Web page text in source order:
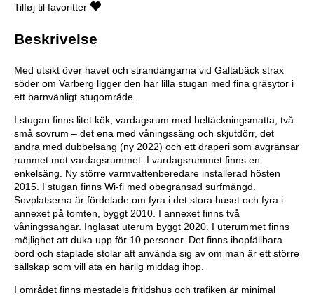
Tilføj til favoritter
Beskrivelse
Med utsikt över havet och strandängarna vid Galtabäck strax
söder om Varberg ligger den här lilla stugan med fina gräsytor i
ett barnvänligt stugområde.
I stugan finns litet kök, vardagsrum med heltäckningsmatta, två
små sovrum – det ena med våningssäng och skjutdörr, det
andra med dubbelsäng (ny 2022) och ett draperi som avgränsar
rummet mot vardagsrummet. I vardagsrummet finns en
enkelsäng. Ny större varmvattenberedare installerad hösten
2015. I stugan finns Wi-fi med obegränsad surfmängd.
Sovplatserna är fördelade om fyra i det stora huset och fyra i
annexet på tomten, byggt 2010. I annexet finns två
våningssängar. Inglasat uterum byggt 2020. I uterummet finns
möjlighet att duka upp för 10 personer. Det finns ihopfällbara
bord och staplade stolar att använda sig av om man är ett större
sällskap som vill äta en härlig middag ihop.
I området finns mestadels fritidshus och trafiken är minimal